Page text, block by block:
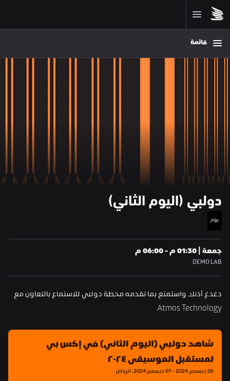
قائمة
دولبي (اليوم الثاني)
يوم
جمعة | 01:30 م - 06:00 م
DEMO LAB
Atmos Technology
لمستقبل الموسيقى ٢٠٢٤
05 ديسمبر 2024 - 07 ديسمبر 2024, الرياض